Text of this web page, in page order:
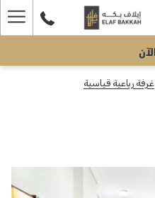
غرفة رباعية قياسية